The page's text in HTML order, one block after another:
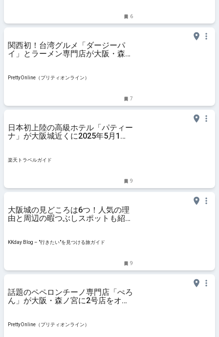
6
関西初！台湾グルメ「ダージーパ
イ」とラーメン専門店が大阪・森ノ
PrettyOnline（プリティオンライン）
7
日本初上陸の高級ホテル「パティー
ナ」が大阪城近くに2025年5月1日
楽天トラベルガイド
9
大阪城の見どころは6つ！人気の理
由と周辺の暇つぶしスポットも紹介
KKday Blog – "行きたい"を見つける旅ガイド
9
話題のペペロンチーノ専門店「ぺろ
ん」が大阪・森ノ宮に2号店をオー
PrettyOnline（プリティオンライン）